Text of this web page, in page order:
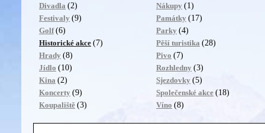
Divadla (2)
Festivaly (9)
Golf (6)
Historické akce (7)
Hrady (8)
Jídlo (10)
Kina (2)
Koncerty (9)
Koupaliště (3)
Nákupy (1)
Památky (17)
Parky (4)
Pěší turistika (28)
Pivo (7)
Rozhledny (3)
Sjezdovky (5)
Společenské akce (18)
Víno (8)